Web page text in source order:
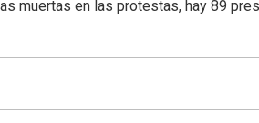
muertas en las protestas, hay 89